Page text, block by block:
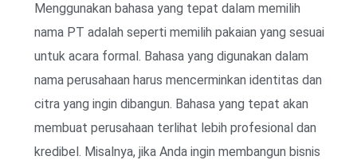
Menggunakan bahasa yang tepat dalam memilih
nama PT adalah seperti memilih pakaian yang sesuai
untuk acara formal. Bahasa yang digunakan dalam
nama perusahaan harus mencerminkan identitas dan
citra yang ingin dibangun. Bahasa yang tepat akan
membuat perusahaan terlihat lebih profesional dan
kredibel. Misalnya, jika Anda ingin membangun bisnis